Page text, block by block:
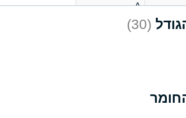
A
C (30)